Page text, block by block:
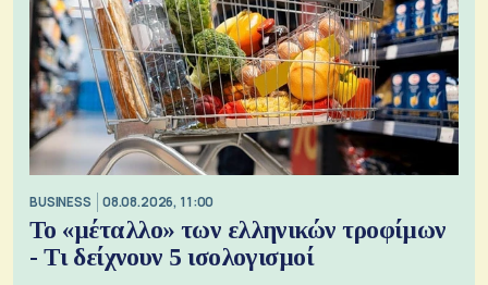
BUSINESS 08.08.2026, 11:00
Το «μέταλλο» των ελληνικών τροφίμων
- Τι δείχνουν 5 ισολογισμοί